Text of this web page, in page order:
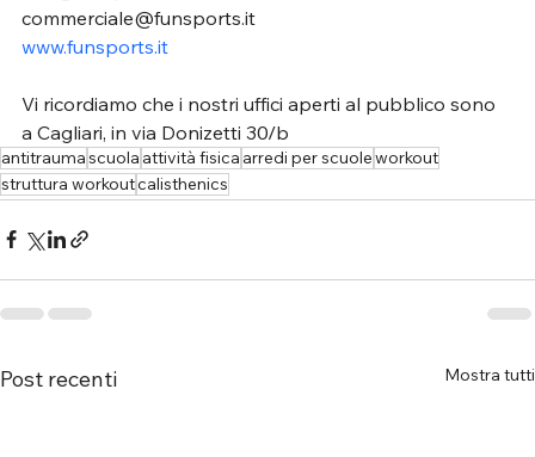
commerciale@funsports.it
www.funsports.it
Vi ricordiamo che i nostri uffici aperti al pubblico sono
a Cagliari, in via Donizetti 30/b
antitraumascuola attività fisica arredi per scuoleworkout
struttura workoutcalisthenics
Post recenti Mostra tutti